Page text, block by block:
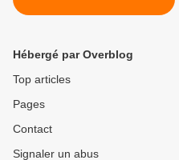
Hébergé par Overblog
Top articles
Pages
Contact
Signaler un abus